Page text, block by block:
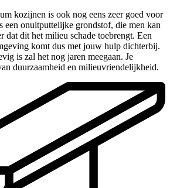
kozijnen is ook nog eens zeer goed voor
onuitputtelijke grondstof, die men kan
dat dit het milieu schade toebrengt. Een
komt dus met jouw hulp dichterbij.
is zal het nog jaren meegaan. Je
duurzaamheid en milieuvriendelijkheid.